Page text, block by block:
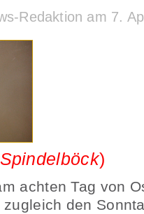
Redaktion am 7.
)
achten Tag von
zugleich den